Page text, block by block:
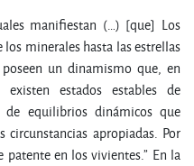
manifiestan (…) [que] Los
minerales hasta las estrellas
un dinamismo que, en
estados estables de
equilibrios dinámicos que
circunstancias apropiadas. Por
en los vivientes.” En la